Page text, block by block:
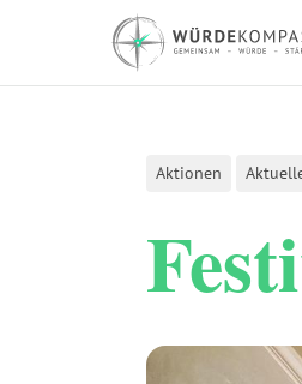
Aktionen